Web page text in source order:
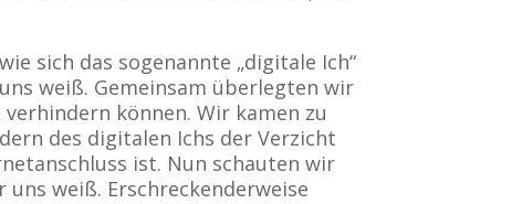
sich das sogenannte „digitale Ich“
weiß. Gemeinsam überlegten wir
können. Wir kamen zu
des digitalen Ichs der Verzicht
ist. Nun schauten wir
weiß. Erschreckenderweise